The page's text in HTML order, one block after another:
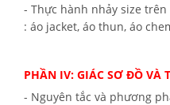
- Thực hành nhảy size
: áo jacket, áo thun, áo
PHẦN IV: GIÁC SƠ ĐỒ VÀ
- Nguyên tắc và phương